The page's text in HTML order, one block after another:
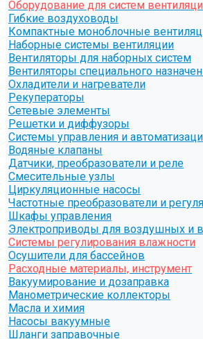
Оборудование для систем
Гибкие воздуховоды
Компактные моноблочные
Наборные системы вентиляции
Вентиляторы для наборных систем
Вентиляторы специального
Охладители и нагреватели
Рекуператоры
Сетевые элементы
Решетки и диффузоры
Системы управления и
Водяные клапаны
Датчики, преобразователи и реле
Смесительные узлы
Циркуляционные насосы
Частотные преобразователи и
Шкафы управления
Электроприводы для воздушных и
Системы регулирования влажности
Осушители для бассейнов
Расходные материалы, инструмент
Вакуумирование и дозаправка
Манометрические коллекторы
Масла и химия
Насосы вакуумные
Шланги заправочные